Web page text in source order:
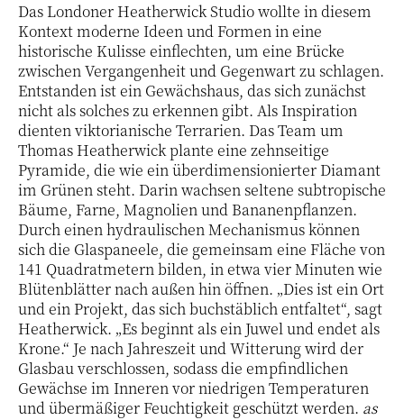
Das Londoner Heatherwick Studio wollte in diesem
Kontext moderne Ideen und Formen in eine
historische Kulisse einflechten, um eine Brücke
zwischen Vergangenheit und Gegenwart zu schlagen.
Entstanden ist ein Gewächshaus, das sich zunächst
nicht als solches zu erkennen gibt. Als Inspiration
dienten viktorianische Terrarien. Das Team um
Thomas Heatherwick plante eine zehnseitige
Pyramide, die wie ein überdimensionierter Diamant
im Grünen steht. Darin wachsen seltene subtropische
Bäume, Farne, Magnolien und Bananenpflanzen.
Durch einen hydraulischen Mechanismus können
sich die Glaspaneele, die gemeinsam eine Fläche von
141 Quadratmetern bilden, in etwa vier Minuten wie
Blütenblätter nach außen hin öffnen. „Dies ist ein Ort
und ein Projekt, das sich buchstäblich entfaltet“, sagt
Heatherwick. „Es beginnt als ein Juwel und endet als
Krone.“ Je nach Jahreszeit und Witterung wird der
Glasbau verschlossen, sodass die empfindlichen
Gewächse im Inneren vor niedrigen Temperaturen
und übermäßiger Feuchtigkeit geschützt werden. as